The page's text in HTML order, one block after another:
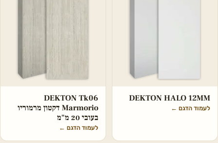
DEKTON HALO 12MM
לעמוד הדגם ←
DEKTON Tk06
Marmorio דקטון מרמוריו
בעובי 20 מ"מ
לעמוד הדגם ←